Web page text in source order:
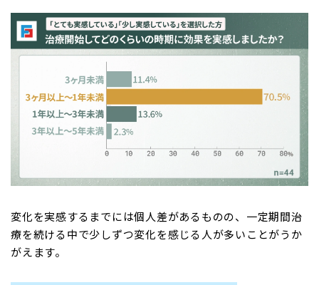
変化を実感するまでには個人差があるものの、一定期間治
療を続ける中で少しずつ変化を感じる人が多いことがうか
がえます。